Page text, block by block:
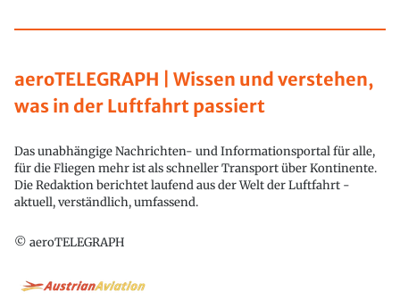
aeroTELEGRAPH | Wissen und verstehen,
was in der Luftfahrt passiert
Das unabhängige Nachrichten- und Informationsportal für alle,
für die Fliegen mehr ist als schneller Transport über Kontinente.
Die Redaktion berichtet laufend aus der Welt der Luftfahrt -
aktuell, verständlich, umfassend.
© aeroTELEGRAPH